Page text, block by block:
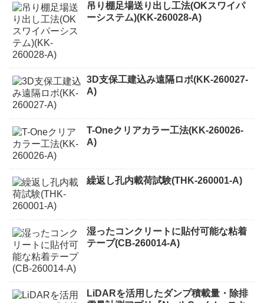
吊り棚足場送り出し工法(OKスワイパ
ーシステム)(KK-260028-A)
3D支保工建込み遠隔ロボ(KK-260027-
A)
T-Oneクリアカラー工法(KK-260026-
A)
繰返し孔内載荷試験(THK-260001-A)
湿ったコンクリートに貼付可能な粘着
テープ(CB-260014-A)
LiDARを活用したダンプ積載量・除排